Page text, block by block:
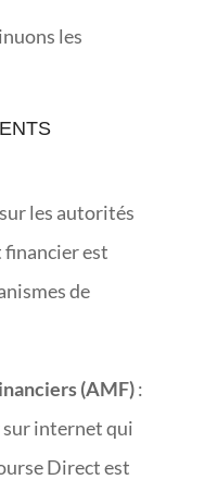
les
les autorités
financier est
de
(AMF):
internet qui
Direct est